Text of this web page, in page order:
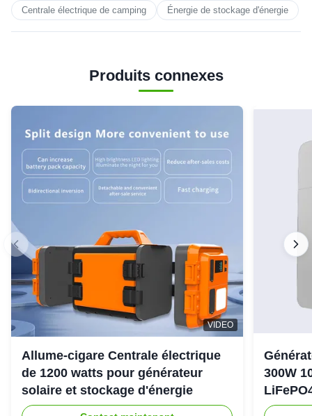
Centrale électrique de camping
Énergie de stockage d'énergie
Produits connexes
VIDEO
Allume-cigare Centrale électrique
de 1200 watts pour générateur
solaire et stockage d'énergie
300W